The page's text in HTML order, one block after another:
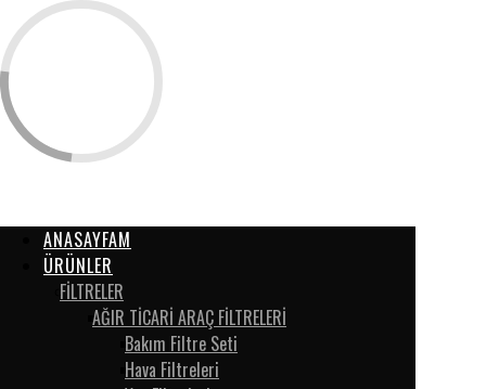
ANASAYFAM
ÜRÜNLER
FİLTRELER
AĞIR TİCARİ ARAÇ FİLTRELERİ
Bakım Filtre Seti
Hava Filtreleri